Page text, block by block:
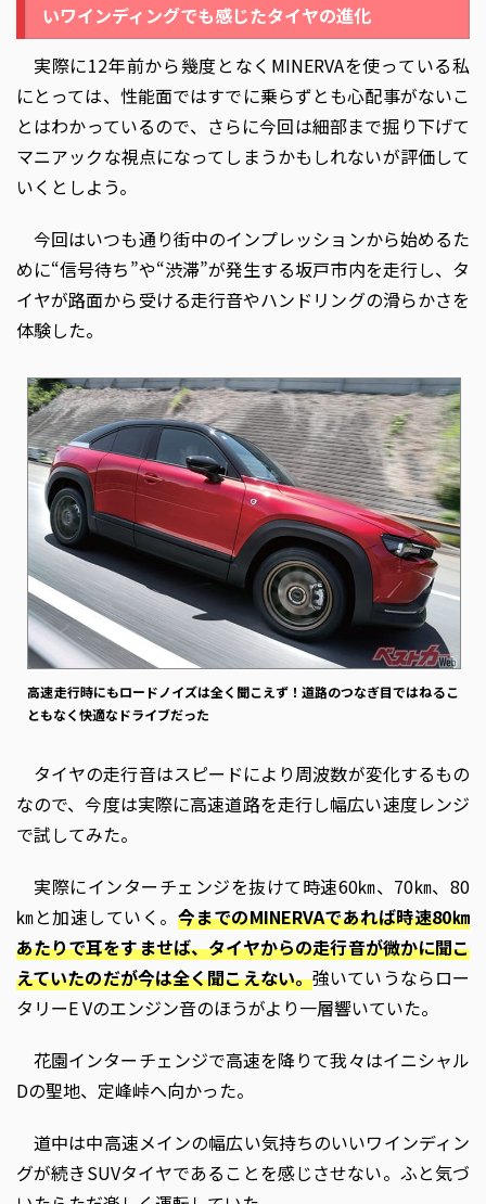
いワインディングでも感じたタイヤの進化
実際に12年前から幾度となくMINERVAを使っている私
にとっては、性能面ではすでに乗らずとも心配事がないこ
とはわかっているので、さらに今回は細部まで掘り下げて
マニアックな視点になってしまうかもしれないが評価して
いくとしよう。
今回はいつも通り街中のインプレッションから始めるた
めに“信号待ち”や“渋滞”が発生する坂戸市内を走行し、タ
イヤが路面から受ける走行音やハンドリングの滑らかさを
体験した。
高速走行時にもロードノイズは全く聞こえず！道路のつなぎ目ではねるこ
ともなく快適なドライブだった
タイヤの走行音はスピードにより周波数が変化するもの
なので、今度は実際に高速道路を走行し幅広い速度レンジ
で試してみた。
実際にインターチェンジを抜けて時速60㎞、70㎞、80
㎞と加速していく。 今までのMINERVAであれば時速80㎞
あたりで耳をすませば、タイヤからの走行音が微かに聞こ
えていたのだが今は全く聞こえない。強いていうならロー
タリーE Vのエンジン音のほうがより一層響いていた。
花園インターチェンジで高速を降りて我々はイニシャル
Dの聖地、定峰峠へ向かった。
道中は中高速メインの幅広い気持ちのいいワインディン
グが続きSUVタイヤであることを感じさせない。ふと気づ